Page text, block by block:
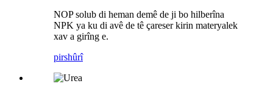
NOP solub di heman demê de ji bo hilberîna
NPK ya ku di avê de tê çareser kirin materyalek
xav a girîng e.
pirshûrî